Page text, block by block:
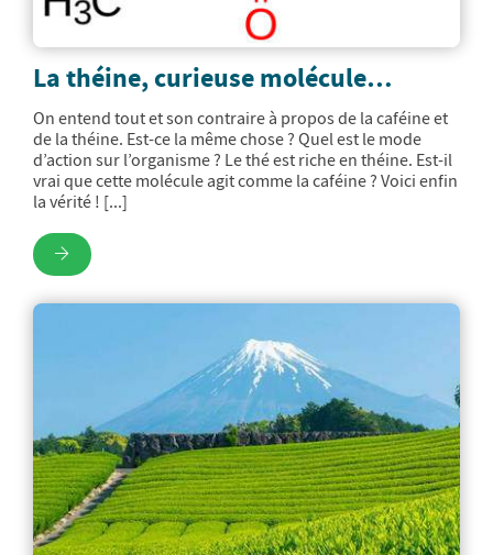
La théine, curieuse molécule…
On entend tout et son contraire à propos de la caféine et
de la théine. Est-ce la même chose ? Quel est le mode
d’action sur l’organisme ? Le thé est riche en théine. Est-il
vrai que cette molécule agit comme la caféine ? Voici enfin
la vérité ! [...]